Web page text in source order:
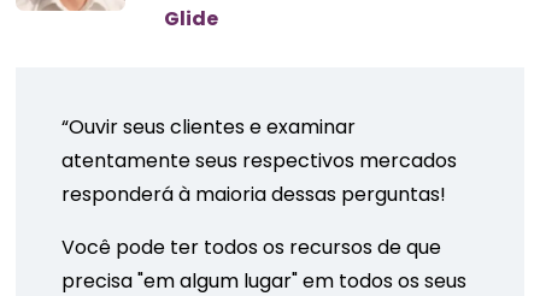
Glide
“Ouvir seus clientes e examinar
atentamente seus respectivos mercados
responderá à maioria dessas perguntas!
Você pode ter todos os recursos de que
precisa "em algum lugar" em todos os seus